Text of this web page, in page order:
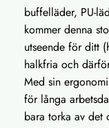
buffelläder, PU-
kommer denna
utseende för ditt
halkfria och
Med sin
för långa
bara torka av det